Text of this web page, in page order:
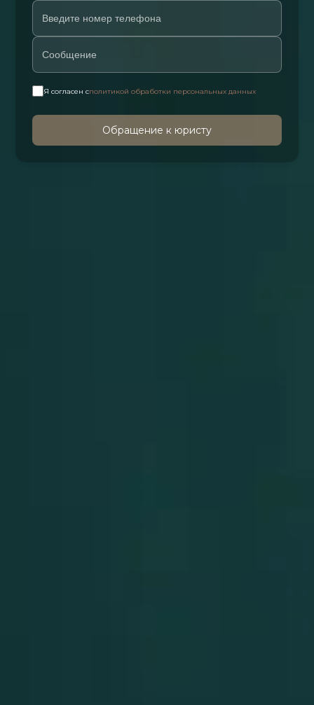
Я согласен сполитикой обработки персональных данных
Обращение к юристу